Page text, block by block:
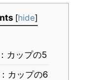
[hide]
カップの5
カップの6